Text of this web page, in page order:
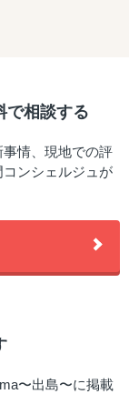
で相談する
情、現地での評
ンシェルジュが
〜出島〜に掲載